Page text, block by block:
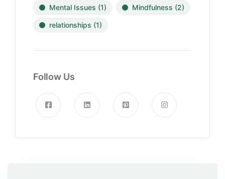
Mental Issues (1) Mindfulness (2)
relationships (1)
Follow Us